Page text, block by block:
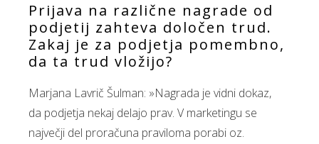
Prijava na različne nagrade od
podjetij zahteva določen trud.
Zakaj je za podjetja pomembno,
da ta trud vložijo?
Marjana Lavrič Šulman: »Nagrada je vidni dokaz,
da podjetja nekaj delajo prav. V marketingu se
največji del proračuna praviloma porabi oz.